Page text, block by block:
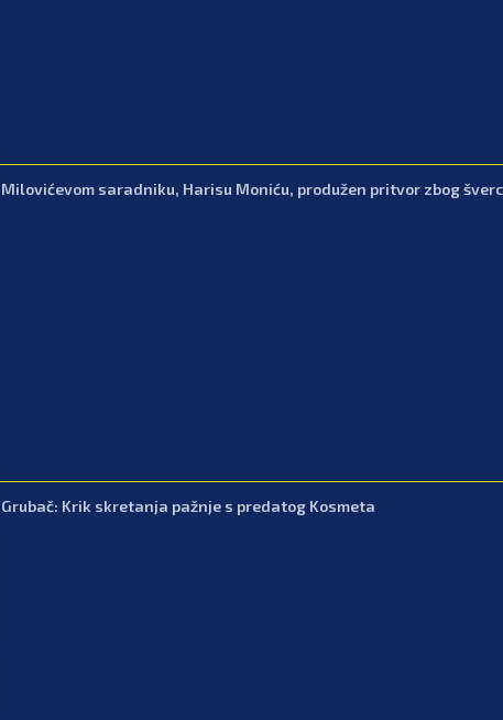
Milovićevom saradniku, Harisu Moniću, produžen pritvor zbog
Grubač: Krik skretanja pažnje s predatog Kosmeta